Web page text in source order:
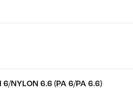
6/NYLON 6.6 (PA 6/PA 6.6)